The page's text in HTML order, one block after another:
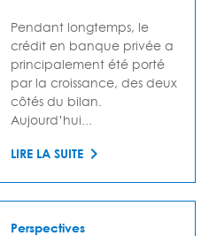
Pendant longtemps, le
crédit en banque privée a
principalement été porté
par la croissance, des deux
côtés du bilan.
Aujourd’hui...
LIRE LA SUITE
Perspectives